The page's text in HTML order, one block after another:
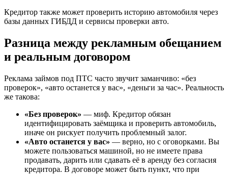
Кредитор также может проверить историю автомобиля через
базы данных ГИБДД и сервисы проверки авто.
Разница между рекламным обещанием
и реальным договором
Реклама займов под ПТС часто звучит заманчиво: «без
проверок», «авто останется у вас», «деньги за час». Реальность
же такова:
«Без проверок» — миф. Кредитор обязан
идентифицировать заёмщика и проверить автомобиль,
иначе он рискует получить проблемный залог.
«Авто останется у вас» — верно, но с оговорками. Вы
можете пользоваться машиной, но не имеете права
продавать, дарить или сдавать её в аренду без согласия
кредитора. В договоре может быть пункт, что при